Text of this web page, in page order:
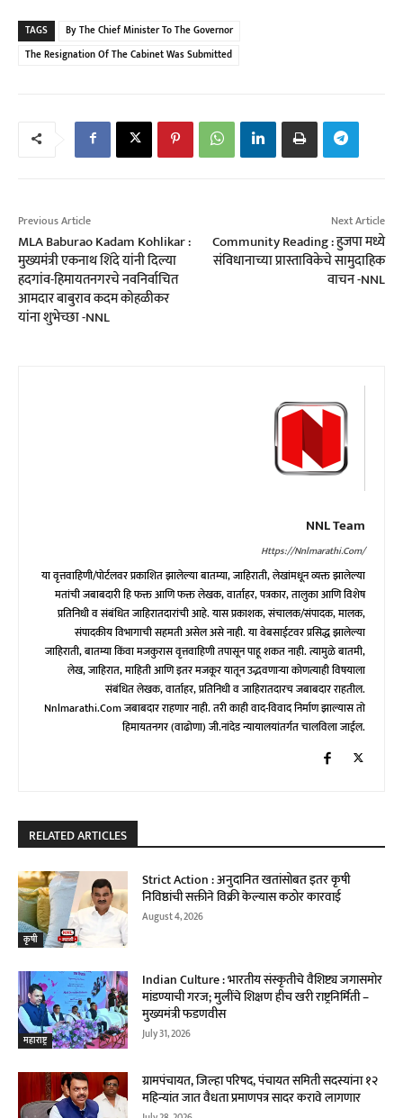
TAGS
By The Chief Minister To The Governor
The Resignation Of The Cabinet Was Submitted
Previous Article
MLA Baburao Kadam Kohlikar :
मुख्यमंत्री एकनाथ शिंदे यांनी दिल्या
हदगांव-हिमायतनगरचे नवनिर्वाचित
आमदार बाबुराव कदम कोहळीकर
यांना शुभेच्छा -NNL
Next Article
Community Reading : हुजपा मध्ये
संविधानाच्या प्रास्ताविकेचे सामुदाहिक
वाचन -NNL
NNL Team
Https://nnlmarathi.com/
या वृत्तवाहिणी/पोर्टलवर प्रकाशित झालेल्या बातम्या, जाहिराती, लेखांमधून व्यक्त झालेल्या
मतांची जबाबदारी हि फक्त आणि फक्त लेखक, वार्ताहर, पत्रकार, तालुका आणि विशेष
प्रतिनिधी व संबंधित जाहिरातदारांची आहे. यास प्रकाशक, संचालक/संपादक, मालक,
संपादकीय विभागाची सहमती असेल असे नाही. या वेबसाईटवर प्रसिद्ध झालेल्या
जाहिराती, बातम्या किंवा मजकुरास वृत्तवाहिणी तपासून पाहू शकत नाही. त्यामुळे बातमी,
लेख, जाहिरात, माहिती आणि इतर मजकूर यातून उद्भवणाऱ्या कोणत्याही विषयाला
संबंधित लेखक, वार्ताहर, प्रतिनिधी व जाहिरातदारच जबाबदार राहतील.
Nnlmarathi.com जबाबदार राहणार नाही. तरी काही वाद-विवाद निर्माण झाल्यास तो
हिमायतनगर (वाढोणा) जी.नांदेड न्यायालयांतर्गत चालविला जाईल.
RELATED ARTICLES
कृषी
Strict Action : अनुदानित खतांसोबत इतर कृषी
निविष्ठांची सक्तीने विक्री केल्यास कठोर कारवाई
August 4, 2026
महाराष्ट्र
Indian Culture : भारतीय संस्कृतीचे वैशिष्ट्य जगासमोर
मांडण्याची गरज; मुलींचे शिक्षण हीच खरी राष्ट्रनिर्मिती –
मुख्यमंत्री फडणवीस
July 31, 2026
ग्रामपंचायत, जिल्हा परिषद, पंचायत समिती सदस्यांना १२
महिन्यांत जात वैधता प्रमाणपत्र सादर करावे लागणार